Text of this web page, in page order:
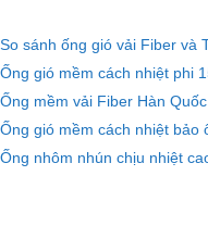
So sánh ống gió vải Fiber và
Ống gió mềm cách nhiệt phi
Ống mềm vải Fiber Hàn
Ống gió mềm cách nhiệt bảo
Ống nhôm nhún chịu nhiệt